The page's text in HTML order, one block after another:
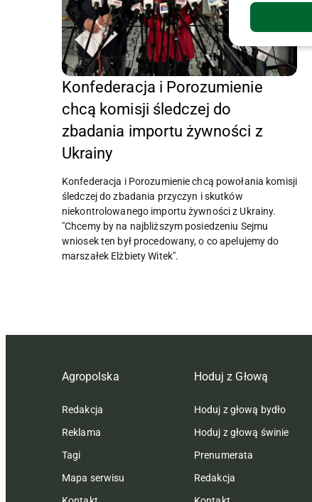
Konfederacja i Porozumienie
chcą komisji śledczej do
zbadania importu żywności z
Ukrainy
Konfederacja i Porozumienie chcą powołania komisji
śledczej do zbadania przyczyn i skutków
niekontrolowanego importu żywności z Ukrainy.
"Chcemy by na najbliższym posiedzeniu Sejmu
wniosek ten był procedowany, o co apelujemy do
marszałek Elżbiety Witek".
Agropolska
Redakcja
Reklama
Tagi
Mapa serwisu
Hoduj z Głową
Hoduj z głową bydło
Hoduj z głową świnie
Prenumerata
Redakcja